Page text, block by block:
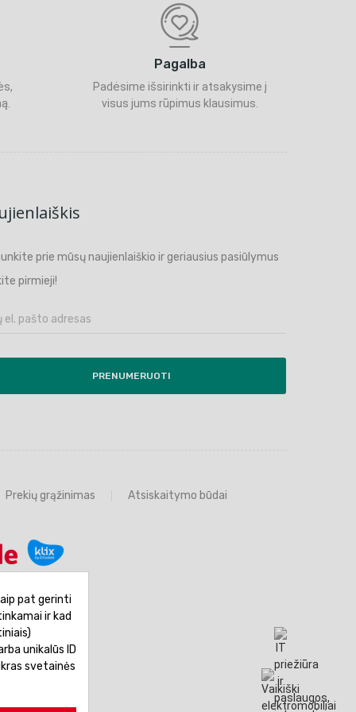
Pagalba
Padėsime išsirinkti ir atsakysime į
visus jums rūpimus klausimus.
prie mūsų naujienlaiškio ir geriausius pasiūlymus
pirmieji!
PRENUMERUOTI
Prekių grąžinimas Atsiskaitymo būdai
pat gerinti
ir kad
unikalūs ID
svetainės